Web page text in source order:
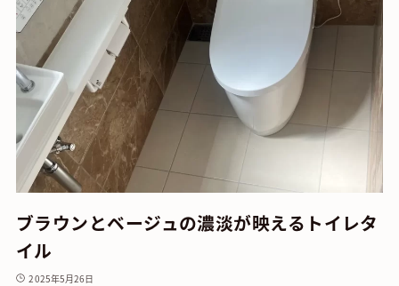
ブラウンとベージュの濃淡が映えるトイレタ
イル
2025年5月26日